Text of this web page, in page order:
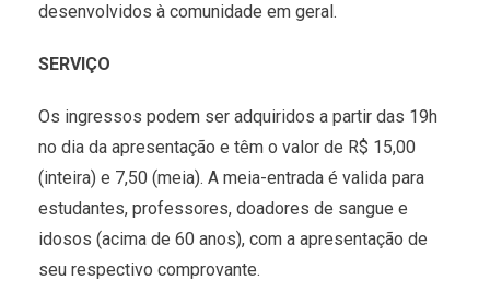
desenvolvidos à comunidade em geral.
SERVIÇO
Os ingressos podem ser adquiridos a partir das 19h
no dia da apresentação e têm o valor de R$ 15,00
(inteira) e 7,50 (meia). A meia-entrada é valida para
estudantes, professores, doadores de sangue e
idosos (acima de 60 anos), com a apresentação de
seu respectivo comprovante.